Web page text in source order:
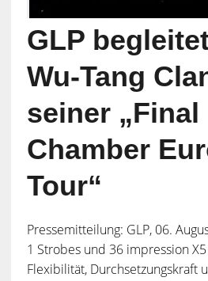
GLP
Wu-Tang
seiner „Final
Chamber
Tour“
Pressemitteilung: GLP, 06.
1 Strobes und 36 impression
Flexibilität, Durchsetzungskraft